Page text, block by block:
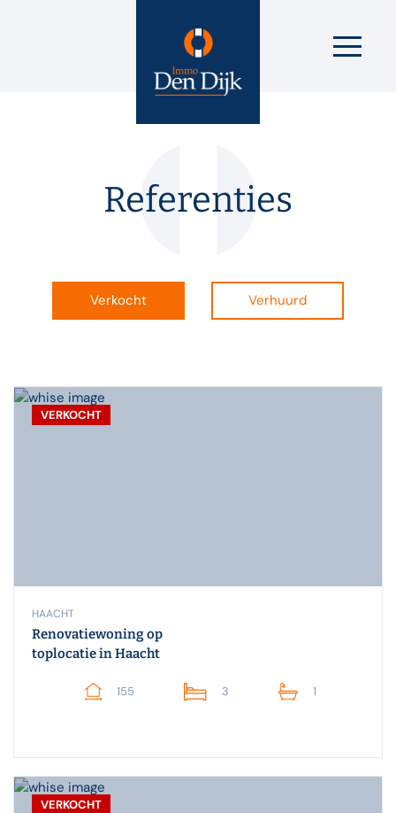
Referenties
Verkocht Verhuurd
VERKOCHT
HAACHT
Renovatiewoning op
toplocatie in Haacht
155 3 1
VERKOCHT